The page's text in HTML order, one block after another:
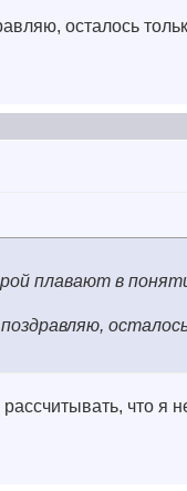
осталось
плавают в
что я